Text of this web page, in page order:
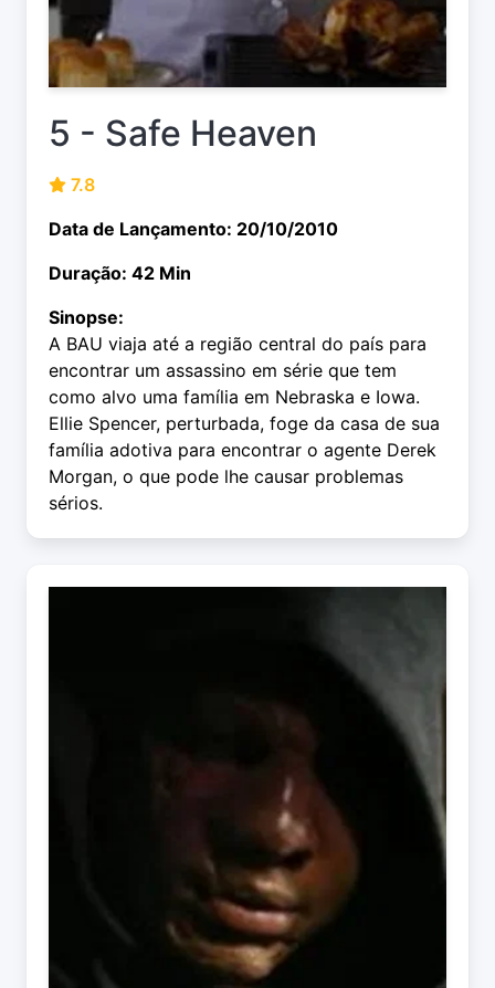
5 - Safe Heaven
7.8
Data de Lançamento: 20/10/2010
Duração: 42 Min
Sinopse:
A BAU viaja até a região central do país para
encontrar um assassino em série que tem
como alvo uma família em Nebraska e Iowa.
Ellie Spencer, perturbada, foge da casa de sua
família adotiva para encontrar o agente Derek
Morgan, o que pode lhe causar problemas
sérios.